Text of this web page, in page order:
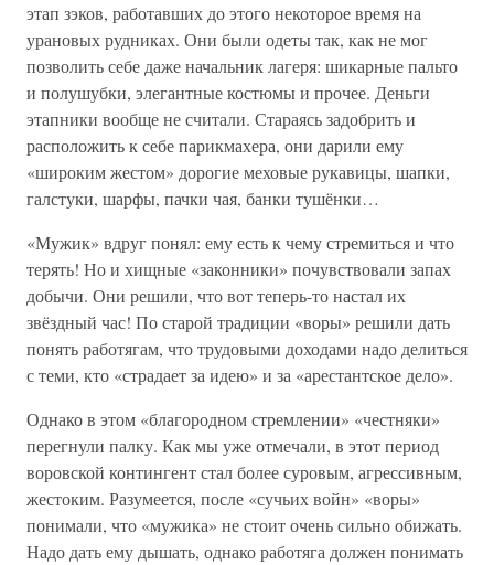
этап зэков, работавших до этого некоторое время на
урановых рудниках. Они были одеты так, как не мог
позволить себе даже начальник лагеря: шикарные пальто
и полушубки, элегантные костюмы и прочее. Деньги
этапники вообще не считали. Стараясь задобрить и
расположить к себе парикмахера, они дарили ему
«широким жестом» дорогие меховые рукавицы, шапки,
галстуки, шарфы, пачки чая, банки тушёнки…
«Мужик» вдруг понял: ему есть к чему стремиться и что
терять! Но и хищные «законники» почувствовали запах
добычи. Они решили, что вот теперь-то настал их
звёздный час! По старой традиции «воры» решили дать
понять работягам, что трудовыми доходами надо делиться
с теми, кто «страдает за идею» и за «арестантское дело».
Однако в этом «благородном стремлении» «честняки»
перегнули палку. Как мы уже отмечали, в этот период
воровской контингент стал более суровым, агрессивным,
жестоким. Разумеется, после «сучьих войн» «воры»
понимали, что «мужика» не стоит очень сильно обижать.
Надо дать ему дышать, однако работяга должен понимать